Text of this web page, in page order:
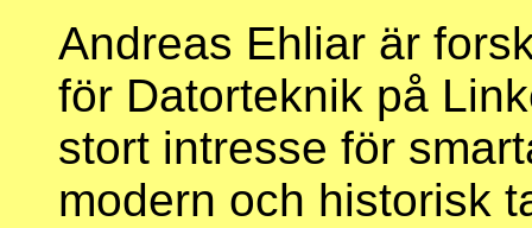
Andreas Ehliar är
för Datorteknik på
stort intresse för
modern och historisk